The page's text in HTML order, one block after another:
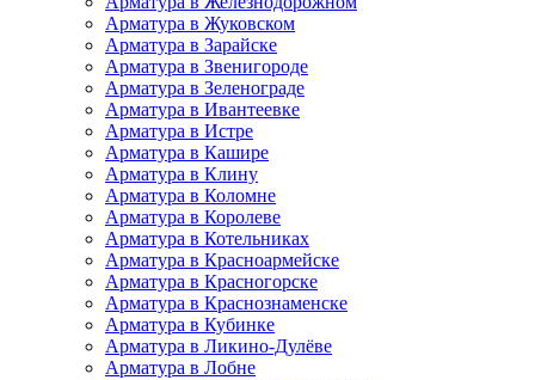
Арматура в Жуковском
Арматура в Зарайске
Арматура в Звенигороде
Арматура в Зеленограде
Арматура в Ивантеевке
Арматура в Истре
Арматура в Кашире
Арматура в Клину
Арматура в Коломне
Арматура в Королеве
Арматура в Котельниках
Арматура в Красноармейске
Арматура в Красногорске
Арматура в Краснознаменске
Арматура в Кубинке
Арматура в Ликино-Дулёве
Арматура в Лобне